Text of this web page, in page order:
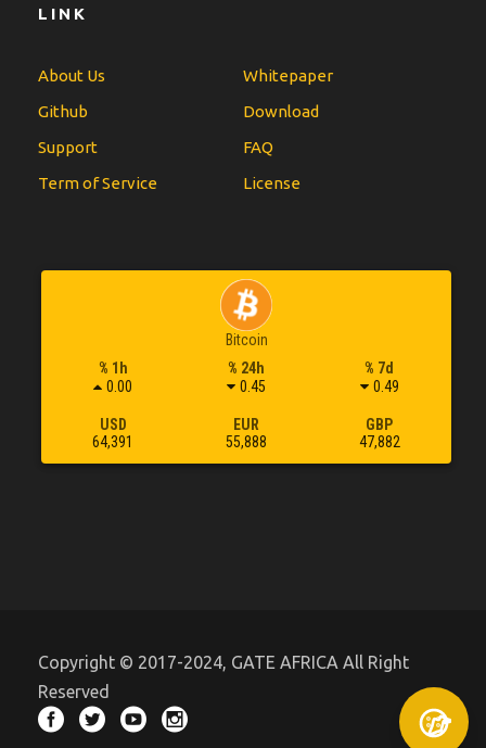
LINK
About Us
Whitepaper
Github
Download
Support
FAQ
Term of Service
License
Bitcoin
% 1h
0.00
% 24h
0.45
% 7d
0.49
USD
64,391
EUR
55,888
GBP
47,882
Copyright © 2017-2024, GATE AFRICA All Right
Reserved